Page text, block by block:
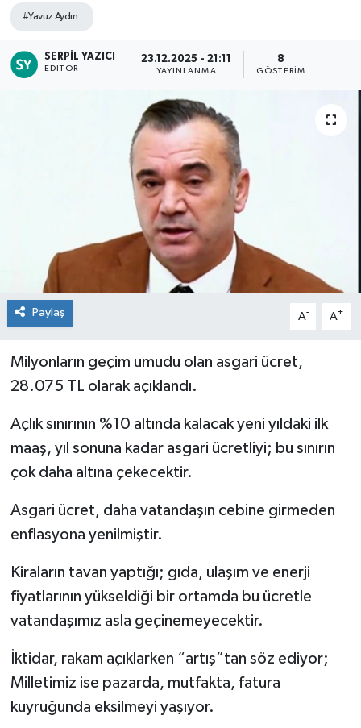
#Yavuz Aydın
SERPIL YAZICI
EDITÖR
23.12.2025 - 21:11
YAYINLANMA
8
GÖSTERIM
Paylaş A- A+
Milyonların geçim umudu olan asgari ücret,
28.075 TL olarak açıklandı.
Açlık sınırının %10 altında kalacak yeni yıldaki ilk
maaş, yıl sonuna kadar asgari ücretliyi; bu sınırın
çok daha altına çekecektir.
Asgari ücret, daha vatandaşın cebine girmeden
enflasyona yenilmiştir.
Kiraların tavan yaptığı; gıda, ulaşım ve enerji
fiyatlarının yükseldiği bir ortamda bu ücretle
vatandaşımız asla geçinemeyecektir.
İktidar, rakam açıklarken “artış”tan söz ediyor;
Milletimiz ise pazarda, mutfakta, fatura
kuyruğunda eksilmeyi yaşıyor.
Haber Arşivi